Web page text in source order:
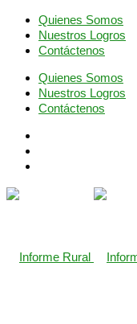
Quienes Somos
Nuestros Logros
Contáctenos
Quienes Somos
Nuestros Logros
Contáctenos
richardmillereplica is